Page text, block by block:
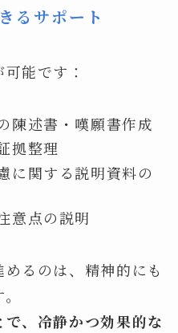
るサポート
能です：
陳述書・嘆願書作成
拠整理
に関する説明資料の
意点の説明
るのは、精神的にも
、冷静かつ効果的な